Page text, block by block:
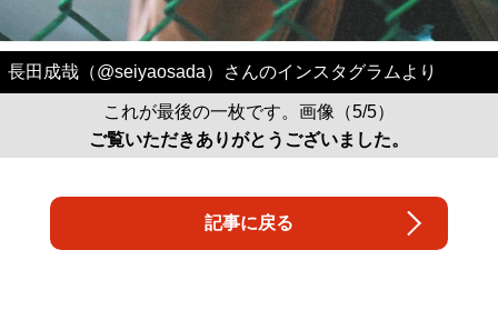
長田成哉（@seiyaosada）さんのインスタグラムより
これが最後の一枚です。画像（5/5）
ご覧いただきありがとうございました。
記事に戻る